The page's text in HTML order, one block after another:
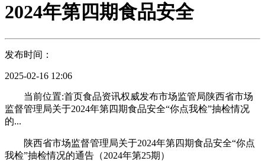
2024年第四期食品安全
发布时间：
2025-02-16 12:06
当前位置:首页食品资讯权威发布市场监管局陕西省市场
监督管理局关于2024年第四期食品安全“你点我检”抽检情况
的...
陕西省市场监督管理局关于2024年第四期食品安全“你点
我检”抽检情况的通告（2024年第25期）